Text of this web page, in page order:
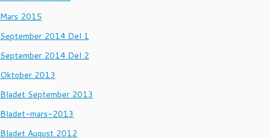
Mars 2015
September 2014 Del 1
September 2014 Del 2
Oktober 2013
Bladet September 2013
Bladet-mars-2013
Bladet August 2012